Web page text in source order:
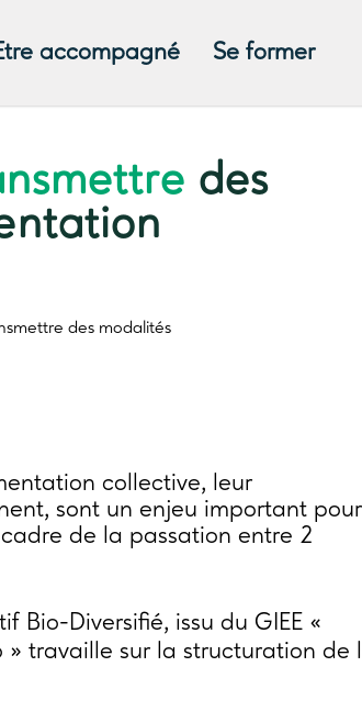
accompagné Se former
des
des modalités
collective, leur
sont un enjeu important pour
de la passation entre 2
Bio-Diversifié, issu du GIEE «
» travaille sur la structuration de